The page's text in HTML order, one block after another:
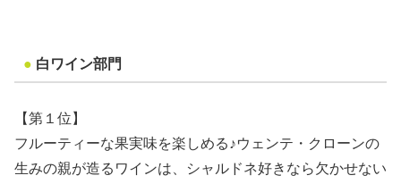
● 白ワイン部門
【第１位】
フルーティーな果実味を楽しめる♪ウェンテ・クローンの
生みの親が造るワインは、シャルドネ好きなら欠かせない